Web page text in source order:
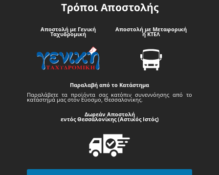
Τρόποι Αποστολής
Αποστολή με Γενική
Ταχυδρομική
Αποστολή με Μεταφορική
ή ΚΤΕΛ
Παραλαβή από το Κατάστημα
Παραλάβετε τα προϊόντα σας κατόπιν συνεννόησης από το
κατάστημά μας στον Εύοσμο, Θεσσαλονίκης.
Δωρεάν Αποστολή
εντός Θεσσαλονίκης (Αστικός Ιστός)